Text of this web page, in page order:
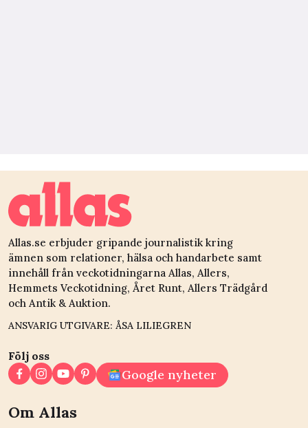
Allas.se erbjuder gripande journalistik kring
ämnen som relationer, hälsa och handarbete samt
innehåll från veckotidningarna Allas, Allers,
Hemmets Veckotidning, Året Runt, Allers Trädgård
och Antik & Auktion.
ANSVARIG UTGIVARE: ÅSA LILIEGREN
Följ oss
Google nyheter
Om Allas